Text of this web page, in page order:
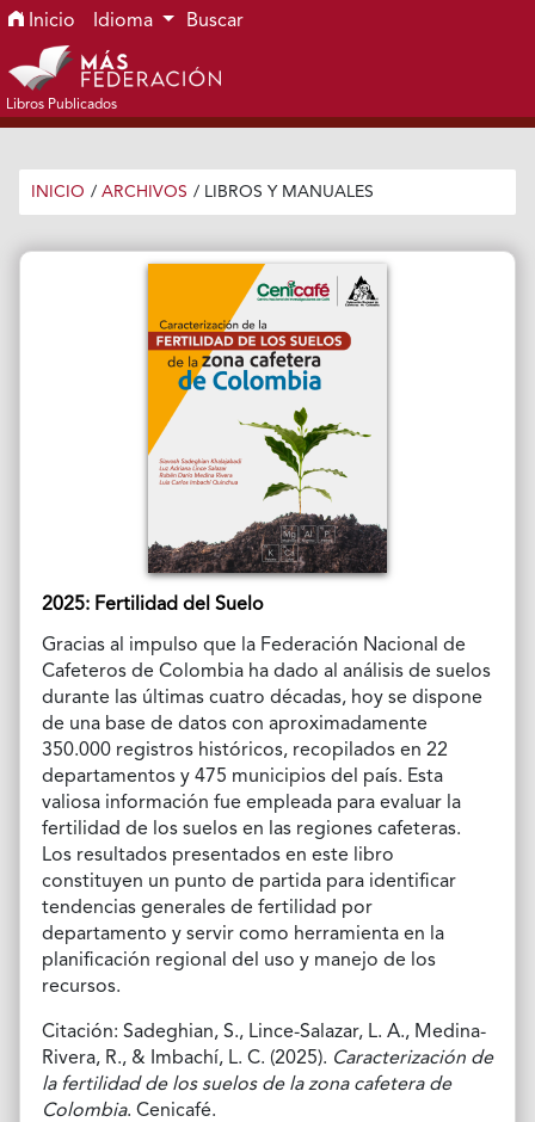
Ir al menú de navegación principal
Ir al contenido principal
Ir al pie de página del sitio
Inicio Idioma Buscar
Libros Publicados
INICIO / ARCHIVOS / LIBROS Y MANUALES
2025: Fertilidad del Suelo
Gracias al impulso que la Federación Nacional de
Cafeteros de Colombia ha dado al análisis de suelos
durante las últimas cuatro décadas, hoy se dispone
de una base de datos con aproximadamente
350.000 registros históricos, recopilados en 22
departamentos y 475 municipios del país. Esta
valiosa información fue empleada para evaluar la
fertilidad de los suelos en las regiones cafeteras.
Los resultados presentados en este libro
constituyen un punto de partida para identificar
tendencias generales de fertilidad por
departamento y servir como herramienta en la
planificación regional del uso y manejo de los
recursos.
Citación: Sadeghian, S., Lince-Salazar, L. A., Medina-
Rivera, R., & Imbachí, L. C. (2025). Caracterización de
la fertilidad de los suelos de la zona cafetera de
Colombia. Cenicafé.